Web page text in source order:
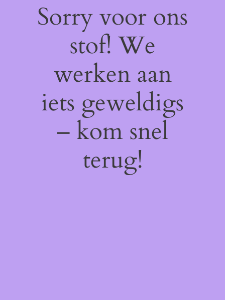
Sorry voor ons
stof! We
werken aan
iets geweldigs
– kom snel
terug!